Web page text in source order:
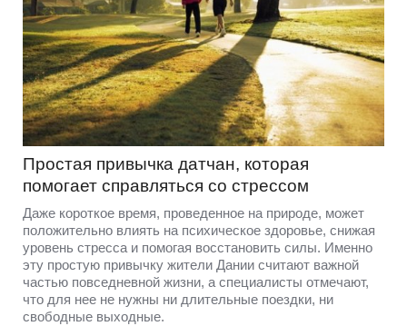
Простая привычка датчан, которая
помогает справляться со стрессом
Даже короткое время, проведенное на природе, может
положительно влиять на психическое здоровье, снижая
уровень стресса и помогая восстановить силы. Именно
эту простую привычку жители Дании считают важной
частью повседневной жизни, а специалисты отмечают,
что для нее не нужны ни длительные поездки, ни
свободные выходные.